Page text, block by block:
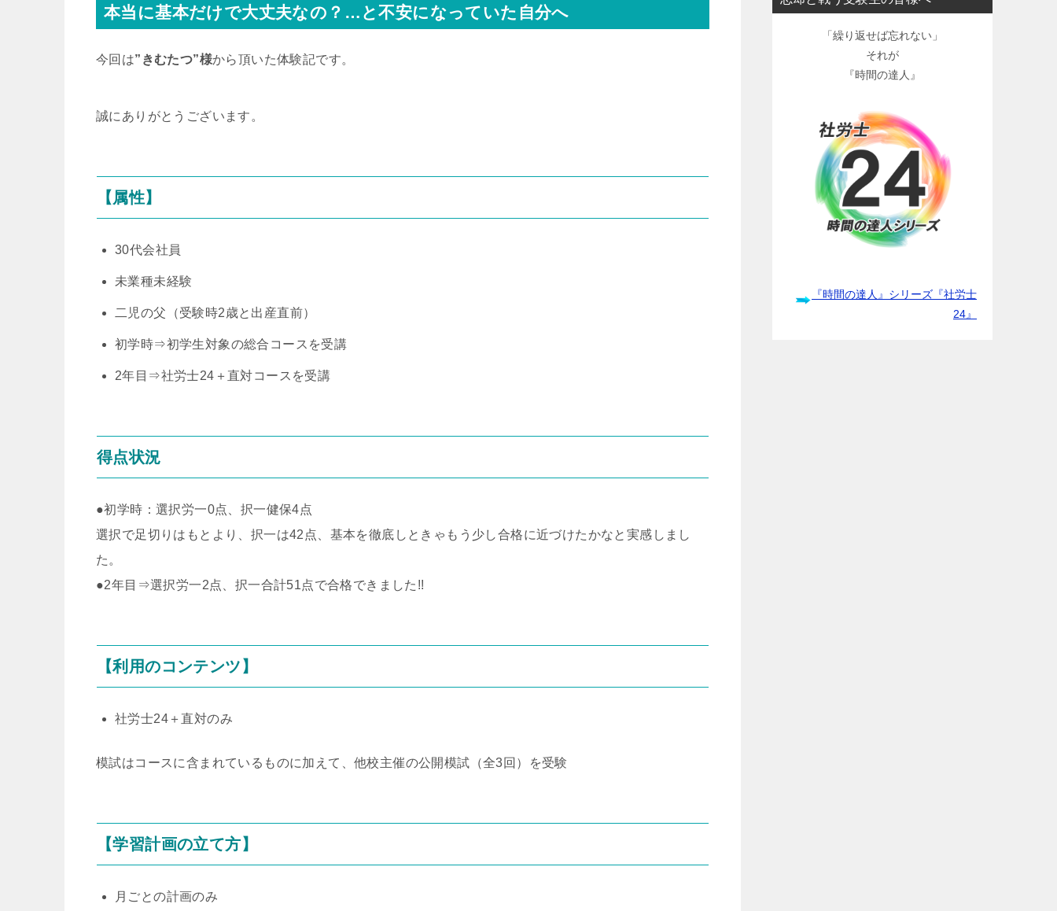
本当に基本だけで大丈夫なの？…と不安になっていた自分へ
今回は”きむたつ”様から頂いた体験記です。
誠にありがとうございます。
【属性】
30代会社員
未業種未経験
二児の父（受験時2歳と出産直前）
初学時⇒初学生対象の総合コースを受講
2年目⇒社労士24＋直対コースを受講
得点状況
●初学時：選択労一0点、択一健保4点
選択で足切りはもとより、択一は42点、 基本を徹底しときゃもう少し合格に近づけたかなと実感しまし
た。
●2年目⇒選択労一2点、択一合計51点で合格できました!!
【利用のコンテンツ】
社労士24＋直対のみ
模試はコースに含まれているものに加えて、他校主催の公開模試（全3回）を受験
【学習計画の立て方】
月ごとの計画のみ
「繰り返せば忘れない」
それが
『時間の達人』
『時間の達人』シリーズ『社労士
24』